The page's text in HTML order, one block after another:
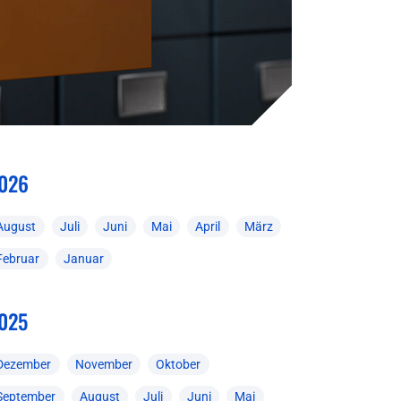
Juli Juni Mai April März
Januar
November Oktober
August Juli Juni Mai